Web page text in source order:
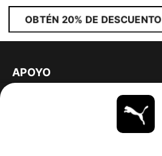
OBTÉN 20% DE DESCUENTO
APOYO